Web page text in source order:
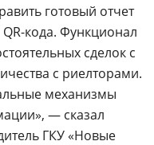
готовый отчет
кода. Функционал
сделок с
с риелторами.
механизмы
— сказал
ГКУ «Новые